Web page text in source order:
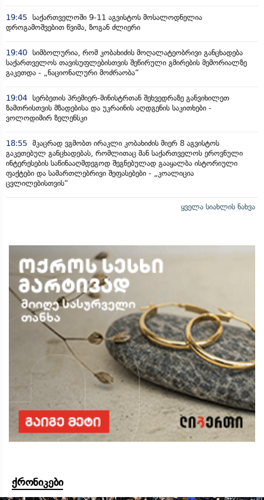
19:45 საქართველოში 9-11 აგვისტოს მოსალოდნელია
დროგამოშვებით წვიმა, ზოგან ძლიერი
19:40 სიმბოლურია, რომ კობახიძის მოღალატეობრივი განცხადება
საქართველოს თავისუფლებისთვის შეწირული გმირების მემორიალზე
გაკეთდა - „ნაციონალური მოძრაობა“
19:04 სერბეთის პრემიერ-მინისტრთან შეხვედრაზე განვიხილეთ
ზამთრისთვის მზადებისა და უკრაინის აღდგენის საკითხები -
ვოლოდიმირ ზელენსკი
18:55 მკაცრად ვგმობთ ირაკლი კობახიძის მიერ 8 აგვისტოს
გაკეთებულ განცხადებას, რომლითაც მან საქართველოს ეროვნული
ინტერესების საწინააღმდეგოდ შეგნებულად გააყალბა ისტორიული
ფაქტები და სამართლებრივი შეფასებები - „კოალიცია
ცვლილებისთვის“
ყველა სიახლის ნახვა
ქრონიკები